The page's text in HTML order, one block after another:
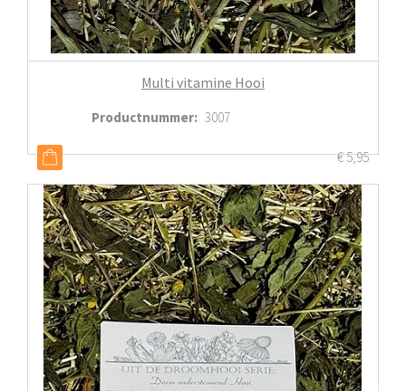
Multi vitamine Hooi
Productnummer: 3007
€5,95